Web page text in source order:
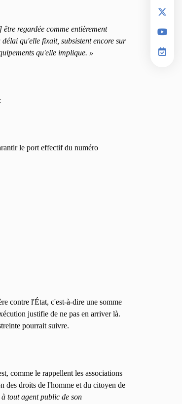
regardée comme entièrement
qu'elle fixait, subsistent encore sur
qu'elle implique. »
le port effectif du numéro
contre l'État, c'est-à-dire une somme
justifie de ne pas en arriver là.
pourrait suivre.
comme le rappellent les associations
des droits de l'homme et du citoyen de
tout agent public de son